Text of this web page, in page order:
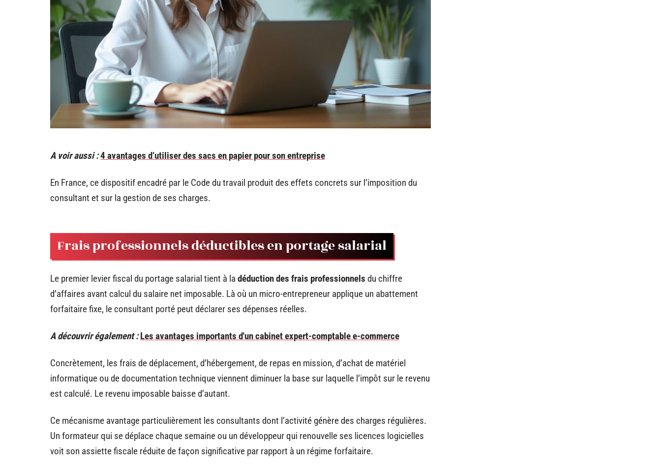
A voir aussi :4 avantages d’utiliser des sacs en papier pour son entreprise
En France, ce dispositif encadré par le Code du travail produit des effets concrets sur l’imposition du
consultant et sur la gestion de ses charges.
Frais professionnels déductibles en portage salarial
Le premier levier fiscal du portage salarial tient à la déduction des frais professionnels du chiffre
d’affaires avant calcul du salaire net imposable. Là où un micro-entrepreneur applique un abattement
forfaitaire fixe, le consultant porté peut déclarer ses dépenses réelles.
A découvrir également : Les avantages importants d'un cabinet expert-comptable e-commerce
Concrètement, les frais de déplacement, d’hébergement, de repas en mission, d’achat de matériel
informatique ou de documentation technique viennent diminuer la base sur laquelle l’impôt sur le revenu
est calculé. Le revenu imposable baisse d’autant.
Ce mécanisme avantage particulièrement les consultants dont l’activité génère des charges régulières.
Un formateur qui se déplace chaque semaine ou un développeur qui renouvelle ses licences logicielles
voit son assiette fiscale réduite de façon significative par rapport à un régime forfaitaire.